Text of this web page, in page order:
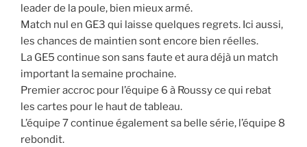
leader de la poule, bien mieux armé.
Match nul en GE3 qui laisse quelques regrets. Ici aussi,
les chances de maintien sont encore bien réelles.
La GE5 continue son sans faute et aura déjà un match
important la semaine prochaine.
Premier accroc pour l’équipe 6 à Roussy ce qui rebat
les cartes pour le haut de tableau.
L’équipe 7 continue également sa belle série, l’équipe 8
rebondit.